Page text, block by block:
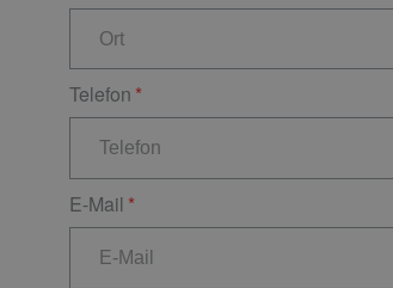
Telefon
E-Mail